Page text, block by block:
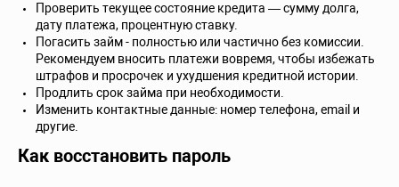
Проверить текущее состояние кредита — сумму долга,
дату платежа, процентную ставку.
Погасить займ - полностью или частично без комиссии.
Рекомендуем вносить платежи вовремя, чтобы избежать
штрафов и просрочек и ухудшения кредитной истории.
Продлить срок займа при необходимости.
Изменить контактные данные: номер телефона, email и
другие.
Как восстановить пароль